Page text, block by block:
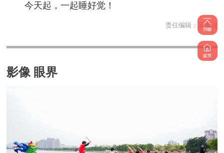
今天起，一起睡好觉！
责任编辑： 蓝海波
影像 眼界